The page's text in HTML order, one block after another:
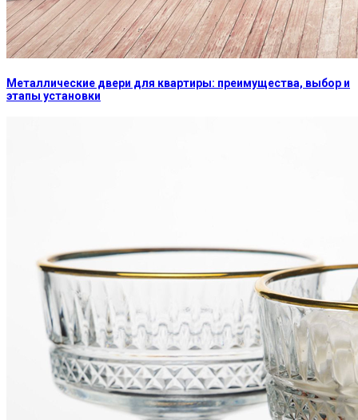
Металлические двери для квартиры: преимущества, выбор и
этапы установки